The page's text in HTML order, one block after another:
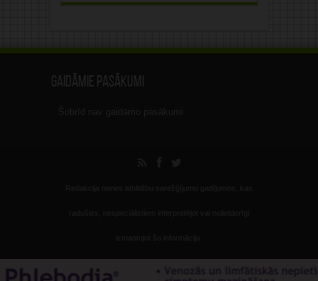
Gaidāmie pasākumi
Šobrīd nav gaidāmo pasākumi.
Redakcija nenes atbildību sarežģījumu gadījumos, kas